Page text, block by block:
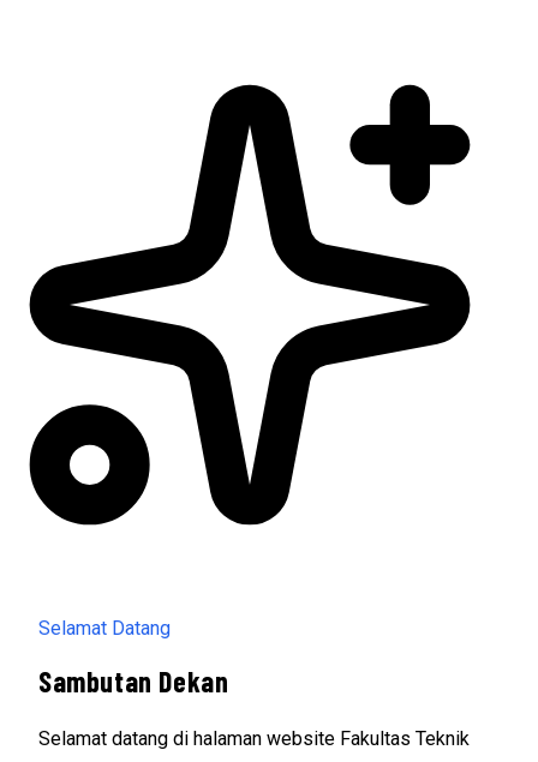
Selamat Datang
Sambutan Dekan
Selamat datang di halaman website Fakultas Teknik